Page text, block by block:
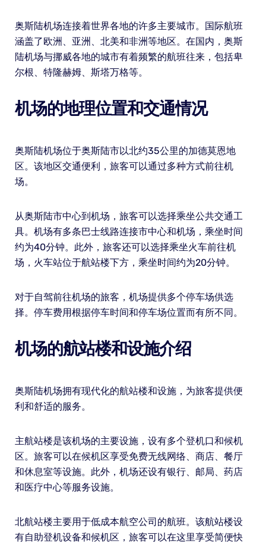
奥斯陆机场连接着世界各地的许多主要城市。国际航班
涵盖了欧洲、亚洲、北美和非洲等地区。在国内，奥斯
陆机场与挪威各地的城市有着频繁的航班往来，包括卑
尔根、特隆赫姆、斯塔万格等。
机场的地理位置和交通情况
奥斯陆机场位于奥斯陆市以北约35公里的加德莫恩地
区。该地区交通便利，旅客可以通过多种方式前往机
场。
从奥斯陆市中心到机场，旅客可以选择乘坐公共交通工
具。机场有多条巴士线路连接市中心和机场，乘坐时间
约为40分钟。此外，旅客还可以选择乘坐火车前往机
场，火车站位于航站楼下方，乘坐时间约为20分钟。
对于自驾前往机场的旅客，机场提供多个停车场供选
择。停车费用根据停车时间和停车场位置而有所不同。
机场的航站楼和设施介绍
奥斯陆机场拥有现代化的航站楼和设施，为旅客提供便
利和舒适的服务。
主航站楼是该机场的主要设施，设有多个登机口和候机
区。旅客可以在候机区享受免费无线网络、商店、餐厅
和休息室等设施。此外，机场还设有银行、邮局、药店
和医疗中心等服务设施。
北航站楼主要用于低成本航空公司的航班。该航站楼设
有自助登机设备和候机区，旅客可以在这里享受简便快